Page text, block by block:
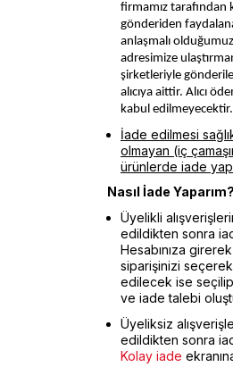
firmamız tarafından
gönderiden
anlaşmalı
adresimize
şirketleriyle
alıcıya aittir. Alıcı
kabul edilmeyecektir.
İade edilmesi
olmayan (iç
ürünlerde iade
Nasıl İade Yaparım?
Üyelikli
edildikten sonra
Hesabınıza
siparişinizi
edilecek ise
ve iade talebi
Üyeliksiz
edildikten sonra
Kolay iade